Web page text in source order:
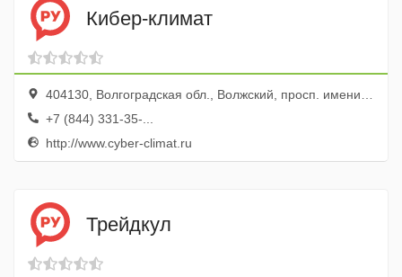
Кибер-климат
404130, Волгоградская обл., Волжский, просп. имени Ленина, 41/43
+7 (844) 331-35-...
http://www.cyber-climat.ru
Трейдкул